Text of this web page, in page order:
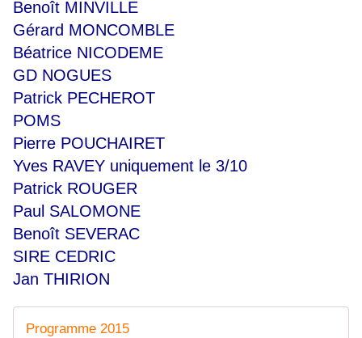
Benoît MINVILLE
Gérard MONCOMBLE
Béatrice NICODEME
GD NOGUES
Patrick PECHEROT
POMS
Pierre POUCHAIRET
Yves RAVEY uniquement le 3/10
Patrick ROUGER
Paul SALOMONE
Benoît SEVERAC
SIRE CEDRIC
Jan THIRION
Programme 2015